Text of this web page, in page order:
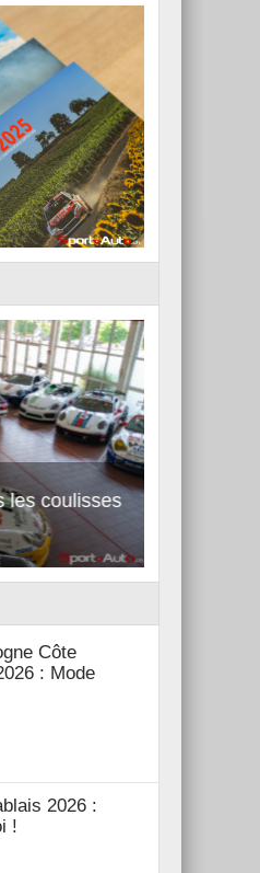
les coulisses
Côte
: Mode
2026 :
!